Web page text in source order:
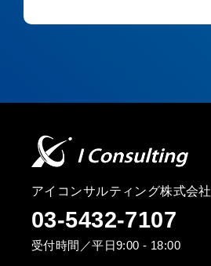
アイコンサルティング株式会社
03-5432-7107
受付時間／平日9:00 - 18:00